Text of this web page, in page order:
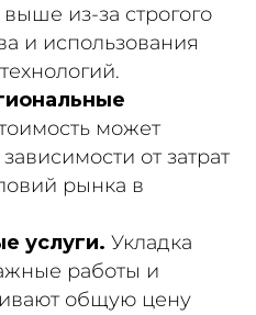
из-за строгого
и использования
может
от затрат
рынка в
услуги. Укладка
работы и
общую цену